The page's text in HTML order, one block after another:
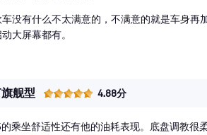
车没有什么不太满意的，不满意的就是车身
大屏幕都有。
舰型 4.88分
的乘坐舒适性还有他的油耗表现。底盘调教